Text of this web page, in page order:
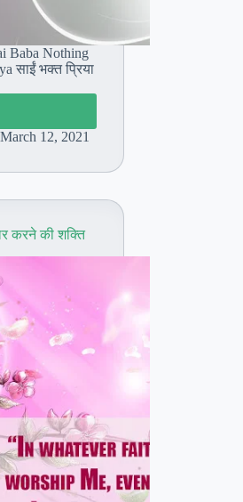
Baba Nothing
साईं भक्त प्रिया
March 12, 2021
करने की शक्ति